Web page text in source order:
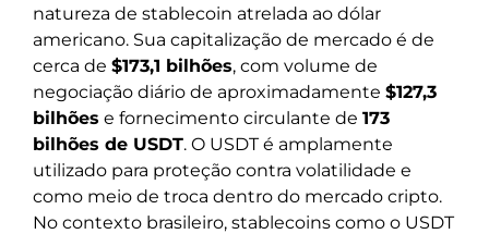
natureza de stablecoin atrelada ao dólar
americano. Sua capitalização de mercado é de
cerca de $173,1 bilhões, com volume de
negociação diário de aproximadamente $127,3
bilhões e fornecimento circulante de 173
bilhões de USDT. O USDT é amplamente
utilizado para proteção contra volatilidade e
como meio de troca dentro do mercado cripto.
No contexto brasileiro, stablecoins como o USDT